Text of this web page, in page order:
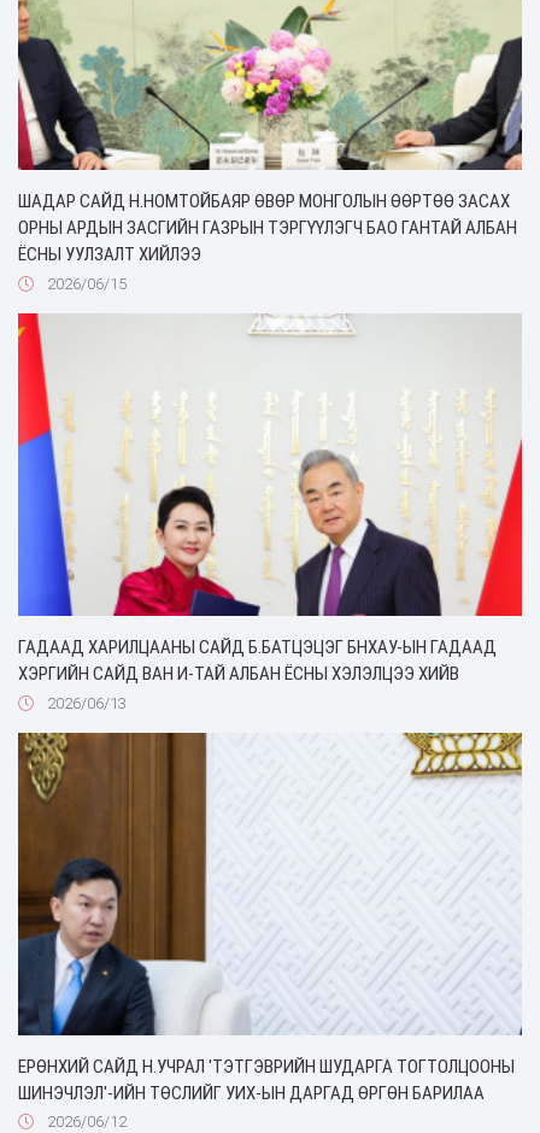
ШАДАР САЙД Н.НОМТОЙБАЯР ӨВӨР МОНГОЛЫН ӨӨРТӨӨ ЗАСАХ
ОРНЫ АРДЫН ЗАСГИЙН ГАЗРЫН ТЭРГҮҮЛЭГЧ БАО ГАНТАЙ АЛБАН
ЁСНЫ УУЛЗАЛТ ХИЙЛЭЭ
2026/06/15
ГАДААД ХАРИЛЦААНЫ САЙД Б.БАТЦЭЦЭГ БНХАУ-ЫН ГАДААД
ХЭРГИЙН САЙД ВАН И-ТАЙ АЛБАН ЁСНЫ ХЭЛЭЛЦЭЭ ХИЙВ
2026/06/13
ЕРӨНХИЙ САЙД Н.УЧРАЛ 'ТЭТГЭВРИЙН ШУДАРГА ТОГТОЛЦООНЫ
ШИНЭЧЛЭЛ'-ИЙН ТӨСЛИЙГ УИХ-ЫН ДАРГАД ӨРГӨН БАРИЛАА
2026/06/12